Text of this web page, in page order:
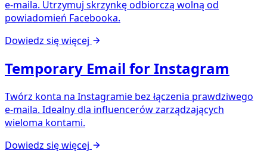
e-maila. Utrzymuj skrzynkę odbiorczą wolną od
powiadomień Facebooka.
Dowiedz się więcej
Temporary Email for Instagram
Twórz konta na Instagramie bez łączenia prawdziwego
e-maila. Idealny dla influencerów zarządzających
wieloma kontami.
Dowiedz się więcej